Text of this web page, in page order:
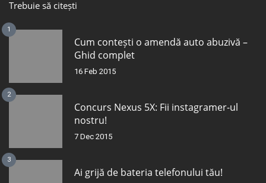
Trebuie să citești
1
Cum contești o amendă auto abuzivă –
Ghid complet
16 Feb 2015
2
Concurs Nexus 5X: Fii instagramer-ul
nostru!
7 Dec 2015
3
Ai grijă de bateria telefonului tău!